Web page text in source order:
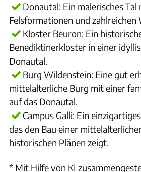
Donautal: Ein malerisches
Felsformationen und zahlreichen
Kloster Beuron: Ein
Benediktinerkloster in einer
Donautal.
Burg Wildenstein: Eine gut
mittelalterliche Burg mit einer
auf das Donautal.
Campus Galli: Ein
das den Bau einer
historischen Plänen zeigt.
* Mit Hilfe von KI